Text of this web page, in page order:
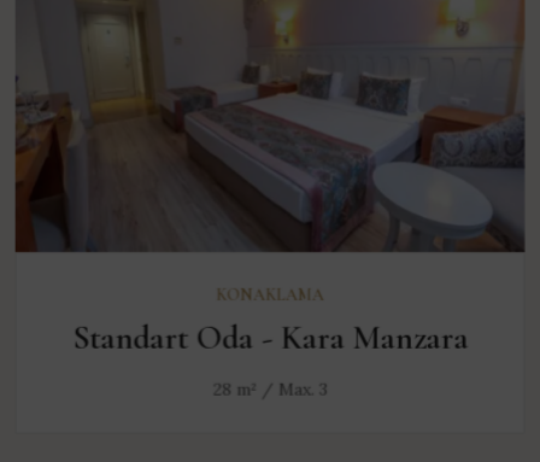
KONAKLAMA
Standart Oda - Kara Manzara
28 m² / Max. 3